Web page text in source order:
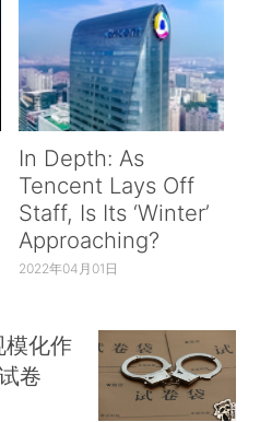
In Depth: As
Tencent Lays Off
Staff, Is Its ‘Winter’
Approaching?
2022年04月01日
模化作
卷